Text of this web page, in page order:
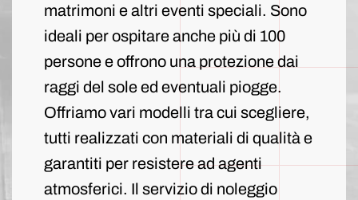
matrimoni e altri eventi speciali. Sono
ideali per ospitare anche più di 100
persone e offrono una protezione dai
raggi del sole ed eventuali piogge.
Offriamo vari modelli tra cui scegliere,
tutti realizzati con materiali di qualità e
garantiti per resistere ad agenti
atmosferici. Il servizio di noleggio